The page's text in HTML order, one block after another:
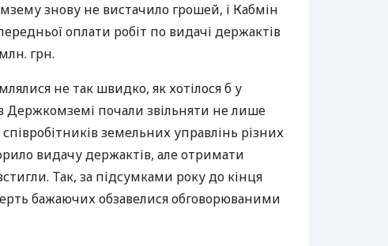
знову не вистачило грошей, і Кабмін
оплати робіт по видачі держактів
грн.
не так швидко, як хотілося б у
в Держкомземі почали звільняти не лише
співробітників земельних управлінь різних
видачу держактів, але отримати
Так, за підсумками року до кінця
бажаючих обзавелися обговорюваними